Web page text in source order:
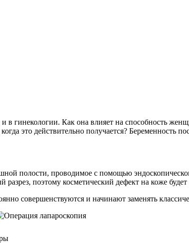
гинекологии. Как она влияет на способность
это действительно получается? Беременность
полости, проводимое с помощью
поэтому косметический дефект на коже
совершенствуются и начинают заменять